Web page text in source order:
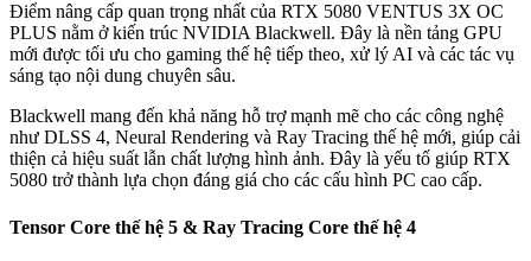
Điểm nâng cấp quan trọng nhất của RTX 5080 VENTUS 3X OC
PLUS nằm ở kiến trúc NVIDIA Blackwell. Đây là nền tảng GPU
mới được tối ưu cho gaming thế hệ tiếp theo, xử lý AI và các tác vụ
sáng tạo nội dung chuyên sâu.
Blackwell mang đến khả năng hỗ trợ mạnh mẽ cho các công nghệ
như DLSS 4, Neural Rendering và Ray Tracing thế hệ mới, giúp cải
thiện cả hiệu suất lẫn chất lượng hình ảnh. Đây là yếu tố giúp RTX
5080 trở thành lựa chọn đáng giá cho các cấu hình PC cao cấp.
Tensor Core thế hệ 5 & Ray Tracing Core thế hệ 4